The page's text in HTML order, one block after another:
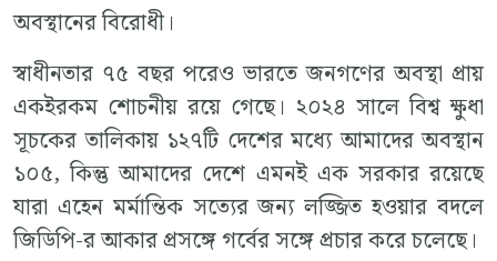
অবস্থানের বিরোধী।
স্বাধীনতার ৭৫ বছর পরেও ভারতে জনগণের অবস্থা প্রায়
একইরকম শোচনীয় রয়ে গেছে। ২০২৪ সালে বিশ্ব ক্ষুধা
সূচকের তালিকায় ১২৭টি দেশের মধ্যে আমাদের অবস্থান
১০৫, কিন্তু আমাদের দেশে এমনই এক সরকার রয়েছে
যারা এহেন মর্মান্তিক সত্যের জন্য লজ্জিত হওয়ার বদলে
জিডিপি-র আকার প্রসঙ্গে গর্বের সঙ্গে প্রচার করে চলেছে।